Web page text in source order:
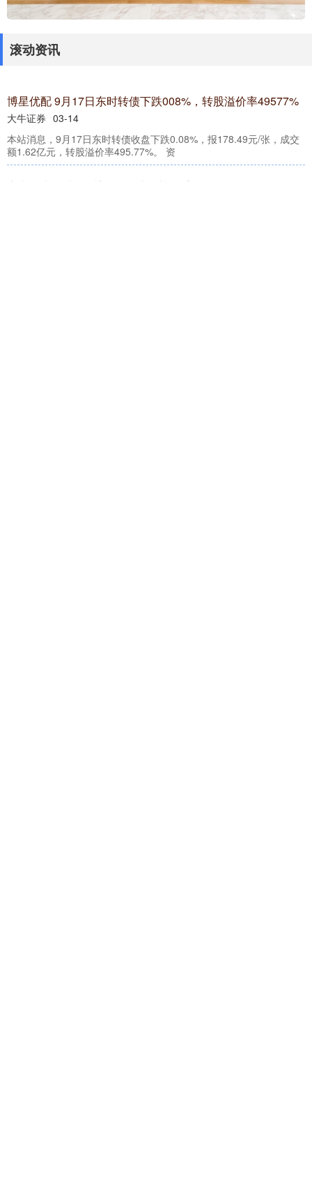
滚动资讯
维嘉资本 宇瞳光学(300790SZ)：公司的非球面玻璃镜片间接
供予大疆公司
（原标题：宇瞳光学(300790.SZ)：公司的非球面玻璃镜片间接供予
大疆公司） 格隆汇8月6日丨近日有投资者通过互动平